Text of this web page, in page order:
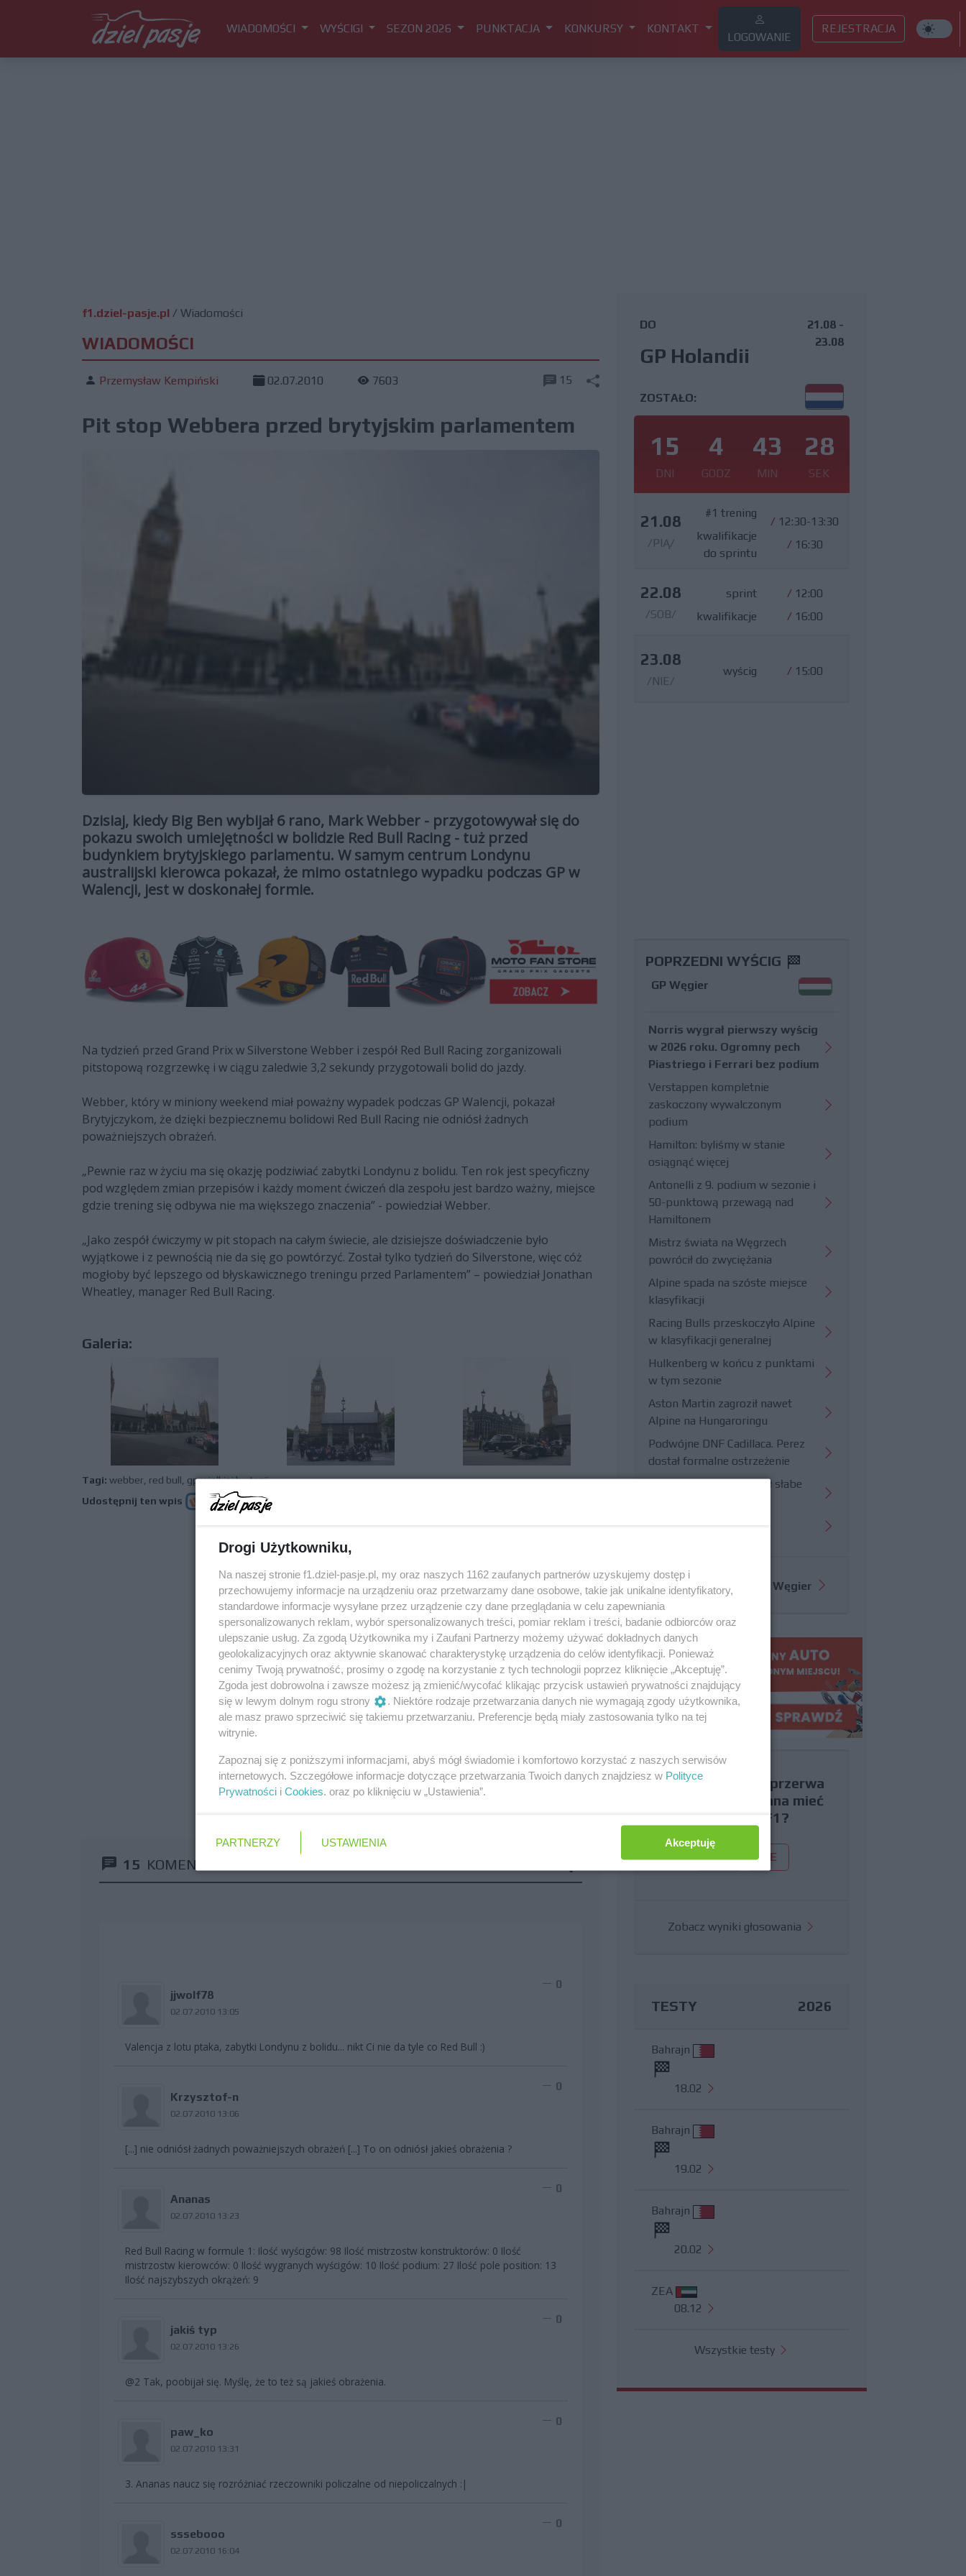
WIADOMOŚCI WYŚCIGI SEZON 2026 PUNKTACJA KONKURSY KONTAKT
LOGOWANIE
REJESTRACJA
f1.dziel-pasje.pl / Wiadomości
WIADOMOŚCI
Przemysław Kempiński 02.07.2010 7603 15
Pit stop Webbera przed brytyjskim parlamentem
Dzisiaj, kiedy Big Ben wybijał 6 rano, Mark Webber - przygotowywał się do
pokazu swoich umiejętności w bolidzie Red Bull Racing - tuż przed
budynkiem brytyjskiego parlamentu. W samym centrum Londynu
australijski kierowca pokazał, że mimo ostatniego wypadku podczas GP w
Walencji, jest w doskonałej formie.
Na tydzień przed Grand Prix w Silverstone Webber i zespół Red Bull Racing zorganizowali
pitstopową rozgrzewkę i w ciągu zaledwie 3,2 sekundy przygotowali bolid do jazdy.
Webber, który w miniony weekend miał poważny wypadek podczas GP Walencji, pokazał
Brytyjczykom, że dzięki bezpiecznemu bolidowi Red Bull Racing nie odniósł żadnych
poważniejszych obrażeń.
„Pewnie raz w życiu ma się okazję podziwiać zabytki Londynu z bolidu. Ten rok jest specyficzny
pod względem zmian przepisów i każdy moment ćwiczeń dla zespołu jest bardzo ważny, miejsce
gdzie trening się odbywa nie ma większego znaczenia” - powiedział Webber.
„Jako zespół ćwiczymy w pit stopach na całym świecie, ale dzisiejsze doświadczenie było
wyjątkowe i z pewnością nie da się go powtórzyć. Został tylko tydzień do Silverstone, więc cóż
mogłoby być lepszego od błyskawicznego treningu przed Parlamentem” – powiedział Jonathan
Wheatley, manager Red Bull Racing.
Galeria:
Tagi: webber red bull gp wielkiej brytanii
Udostępnij ten wpis
poprzedninastępny
15 KOMENTARZY
jjwolf78
02.07.2010 13:05
0
Valencja z lotu ptaka, zabytki Londynu z bolidu... nikt Ci nie da tyle co Red Bull :)
Krzysztof-n
02.07.2010 13:06
0
[...] nie odniósł żadnych poważniejszych obrażeń [...] To on odniósł jakieś obrażenia ?
Ananas
02.07.2010 13:23
0
Red Bull Racing w formule 1: Ilość wyścigów: 98 Ilość mistrzostw konstruktorów: 0 Ilość
mistrzostw kierowców: 0 Ilość wygranych wyścigów: 10 Ilość podium: 27 Ilość pole position: 13
Ilość najszybszych okrążeń: 9
jakiś typ
02.07.2010 13:26
0
@2 Tak, poobijał się. Myślę, że to też są jakieś obrażenia.
paw_ko
02.07.2010 13:31
0
3. Ananas naucz się rozróżniać rzeczowniki policzalne od niepoliczalnych :|
sssebooo
02.07.2010 16:04
0
DO
GP Holandii
21.08 -
23.08
ZOSTAŁO:
15
DNI
4
GODZ
43
MIN
27
SEK
21.08
/PIĄ/
#1 trening
kwalifikacje
do sprintu
/ 12:30-13:30
/ 16:30
22.08
/SOB/
sprint
kwalifikacje
/ 12:00
/ 16:00
23.08
/NIE/
wyścig / 15:00
POPRZEDNI WYŚCIG
GP Węgier
Norris wygrał pierwszy wyścig
w 2026 roku. Ogromny pech
Piastriego i Ferrari bez podium
Verstappen kompletnie
zaskoczony wywalczonym
podium
Hamilton: byliśmy w stanie
osiągnąć więcej
Antonelli z 9. podium w sezonie i
50-punktową przewagą nad
Hamiltonem
Mistrz świata na Węgrzech
powrócił do zwyciężania
Alpine spada na szóste miejsce
klasyfikacji
Racing Bulls przeskoczyło Alpine
w klasyfikacji generalnej
Hulkenberg w końcu z punktami
w tym sezonie
Aston Martin zagroził nawet
Alpine na Hungaroringu
Podwójne DNF Cadillaca. Perez
dostał formalne ostrzeżenie
Hungaroring potwierdził słabe
Więcej informacji o GP Węgier
Czy uważasz, że przerwa
wakacyjna powinna mieć
miejsce w F1?
TAK NIE
Zobacz wyniki głosowania
TESTY 2026
Bahrajn
18.02
Bahrajn
19.02
Bahrajn
20.02
ZEA
08.12
Wszystkie testy
Drogi Użytkowniku,
Na naszej stronie f1.dziel-pasje.pl, my oraz naszych 1162 zaufanych partnerów uzyskujemy dostęp i
przechowujemy informacje na urządzeniu oraz przetwarzamy dane osobowe, takie jak unikalne identyfikatory,
standardowe informacje wysyłane przez urządzenie czy dane przeglądania w celu zapewniania
spersonalizowanych reklam, wybór spersonalizowanych treści, pomiar reklam i treści, badanie odbiorców oraz
ulepszanie usług. Za zgodą Użytkownika my i Zaufani Partnerzy możemy używać dokładnych danych
geolokalizacyjnych oraz aktywnie skanować charakterystykę urządzenia do celów identyfikacji. Ponieważ
cenimy Twoją prywatność, prosimy o zgodę na korzystanie z tych technologii poprzez kliknięcie „Akceptuję”.
Zgoda jest dobrowolna i zawsze możesz ją zmienić/wycofać klikając przycisk ustawień prywatności znajdujący
się w lewym dolnym rogu strony
. Niektóre rodzaje przetwarzania danych nie wymagają zgody użytkownika,
ale masz prawo sprzeciwić się takiemu przetwarzaniu. Preferencje będą miały zastosowania tylko na tej
witrynie.
Zapoznaj się z poniższymi informacjami, abyś mógł świadomie i komfortowo korzystać z naszych serwisów
internetowych. Szczegółowe informacje dotyczące przetwarzania Twoich danych znajdziesz w Polityce
Prywatności i Cookies. oraz po kliknięciu w „Ustawienia”.
PARTNERZY USTAWIENIA Akceptuję